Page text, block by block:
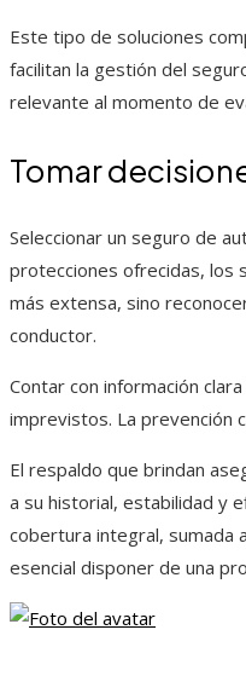
Este tipo de soluciones
facilitan la gestión del
relevante al momento de
Tomar
Seleccionar un seguro de
protecciones ofrecidas, los
más extensa, sino
conductor.
Contar con información
imprevistos. La prevención
El respaldo que brindan
a su historial, estabilidad y
cobertura integral, sumada
esencial disponer de una